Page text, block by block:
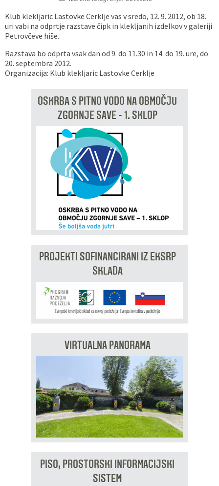
Klub klekljaric Lastovke Cerklje vas v sredo, 12. 9. 2012, ob 18.
uri vabi na odprtje razstave čipk in klekljanih izdelkov v galeriji
Petrovčeve hiše.
Razstava bo odprta vsak dan od 9. do 11.30 in 14. do 19. ure, do
20. septembra 2012.
Organizacija: Klub klekljaric Lastovke Cerklje
OSKRBA S PITNO VODO NA OBMOČJU
ZGORNJE SAVE - 1. SKLOP
PROJEKTI SOFINANCIRANI IZ EKSRP
SKLADA
VIRTUALNA PANORAMA
PISO, PROSTORSKI INFORMACIJSKI
SISTEM
Vaške skupnosti
Častno razsodišče
Medobčinski inšpektorat
Načrt ravnanja s stvarnim premoženjem
Galerija slik
MojaObčina.si
Dokumenti v javni obravnavi